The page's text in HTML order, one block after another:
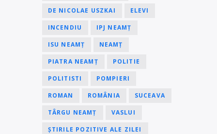
DE NICOLAE USZKAI ELEVI
INCENDIU IPJ NEAMȚ
ISU NEAMȚ NEAMȚ
PIATRA NEAMȚ POLITIE
POLITISTI POMPIERI
ROMAN ROMÂNIA SUCEAVA
TÂRGU NEAMȚ VASLUI
ȘTIRILE POZITIVE ALE ZILEI